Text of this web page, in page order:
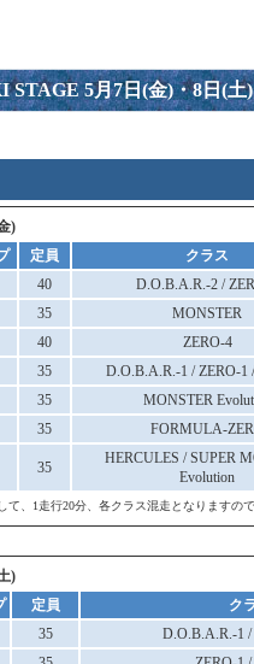
STAGE 5月7日(金)・8日(
)
定員 クラス
40 D.O.B.A.R.-2 /
35 MONSTER
40 ZERO-4
35 D.O.B.A.R.-1 / ZERO-1
35 MONSTER
35 FORMULA-
35
HERCULES / SUPER
Evolution
て、1走行20分、各クラス混走となりますの
)
定員
ク
35 D.O.B.A.R.-1